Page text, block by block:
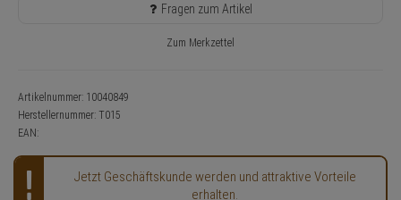
Fragen zum Artikel
Zum Merkzettel
Artikelnummer: 10040849
Herstellernummer: T015
EAN:
Jetzt Geschäftskunde werden und attraktive Vorteile
erhalten.